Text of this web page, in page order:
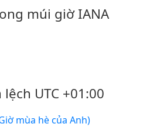
múi giờ IANA
UTC +01:00
mùa hè của Anh)